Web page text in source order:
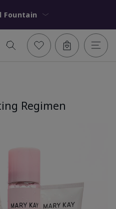
Sheryl Fountain
Regimen